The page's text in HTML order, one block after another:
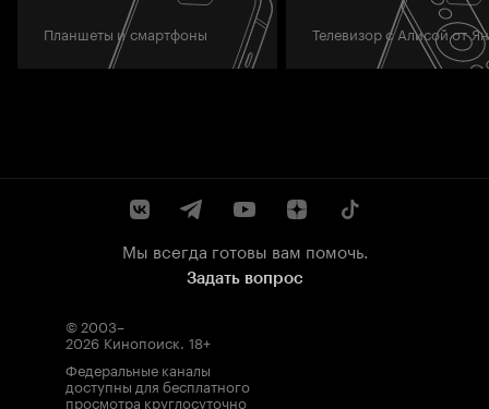
Планшеты и смартфоны Телевизор с Алисой от
Мы всегда готовы вам помочь.
Задать вопрос
© 2003–
2026 Кинопоиск. 18+
Федеральные каналы
доступны для бесплатного
просмотра круглосуточно